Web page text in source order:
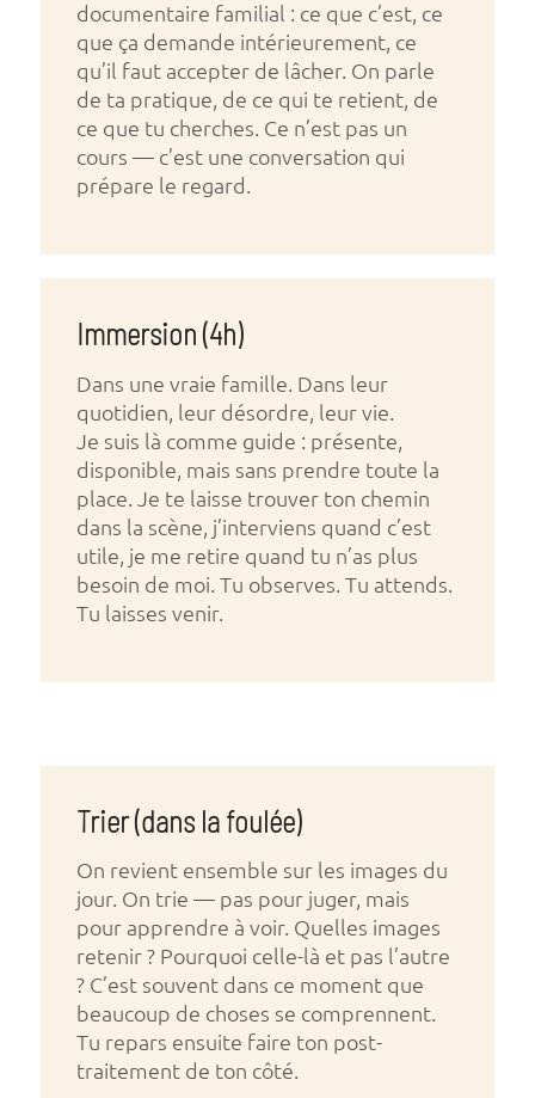
documentaire familial : ce que c’est, ce
que ça demande intérieurement, ce
qu’il faut accepter de lâcher. On parle
de ta pratique, de ce qui te retient, de
ce que tu cherches. Ce n’est pas un
cours — c’est une conversation qui
prépare le regard.
Immersion (4h)
Dans une vraie famille. Dans leur
quotidien, leur désordre, leur vie.
Je suis là comme guide : présente,
disponible, mais sans prendre toute la
place. Je te laisse trouver ton chemin
dans la scène, j’interviens quand c’est
utile, je me retire quand tu n’as plus
besoin de moi. Tu observes. Tu attends.
Tu laisses venir.
Trier (dans la foulée)
On revient ensemble sur les images du
jour. On trie — pas pour juger, mais
pour apprendre à voir. Quelles images
retenir ? Pourquoi celle-là et pas l’autre
? C’est souvent dans ce moment que
beaucoup de choses se comprennent.
Tu repars ensuite faire ton post-
traitement de ton côté.